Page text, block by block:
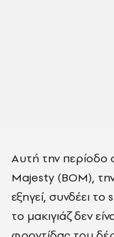
Αυτή την περίοδο
Majesty (BOM),
εξηγεί, συνδέει το
το μακιγιάζ δεν